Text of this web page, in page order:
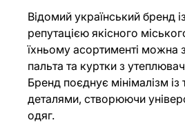
Відомий український бренд
репутацією якісного
їхньому асортименті можна
пальта та куртки з
Бренд поєднує мінімалізм
деталями, створюючи
одяг.